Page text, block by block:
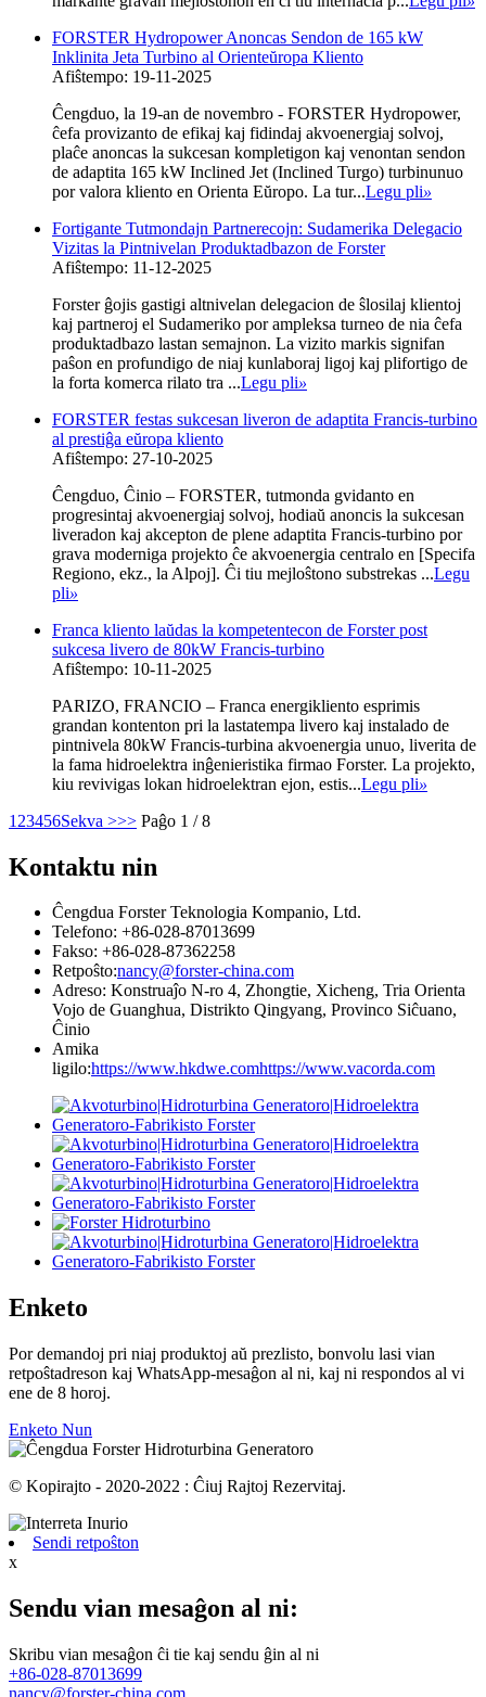
FORSTER Hydropower Anoncas Sendon de 165 kW
Inklinita Jeta Turbino al Orienteŭropa Kliento
Afiŝtempo: 19-11-2025
Ĉengduo, la 19-an de novembro - FORSTER Hydropower,
ĉefa provizanto de efikaj kaj fidindaj akvoenergiaj solvoj,
plaĉe anoncas la sukcesan kompletigon kaj venontan sendon
de adaptita 165 kW Inclined Jet (Inclined Turgo) turbinunuo
por valora kliento en Orienta Eŭropo. La tur...Legu pli»
Fortigante Tutmondajn Partnerecojn: Sudamerika Delegacio
Vizitas la Pintnivelan Produktadbazon de Forster
Afiŝtempo: 11-12-2025
Forster ĝojis gastigi altnivelan delegacion de ŝlosilaj klientoj
kaj partneroj el Sudameriko por ampleksa turneo de nia ĉefa
produktadbazo lastan semajnon. La vizito markis signifan
paŝon en profundigo de niaj kunlaboraj ligoj kaj plifortigo de
la forta komerca rilato tra ...Legu pli»
FORSTER festas sukcesan liveron de adaptita Francis-turbino
al prestiĝa eŭropa kliento
Afiŝtempo: 27-10-2025
Ĉengduo, Ĉinio – FORSTER, tutmonda gvidanto en
progresintaj akvoenergiaj solvoj, hodiaŭ anoncis la sukcesan
liveradon kaj akcepton de plene adaptita Francis-turbino por
grava moderniga projekto ĉe akvoenergia centralo en [Specifa
Regiono, ekz., la Alpoj]. Ĉi tiu mejloŝtono substrekas ...Legu
pli»
Franca kliento laŭdas la kompetentecon de Forster post
sukcesa livero de 80kW Francis-turbino
Afiŝtempo: 10-11-2025
PARIZO, FRANCIO – Franca energikliento esprimis
grandan kontenton pri la lastatempa livero kaj instalado de
pintnivela 80kW Francis-turbina akvoenergia unuo, liverita de
la fama hidroelektra inĝenieristika firmao Forster. La projekto,
kiu revivigas lokan hidroelektran ejon, estis...Legu pli»
1 23456Sekva >>> Paĝo 1 / 8
Kontaktu nin
Ĉengdua Forster Teknologia Kompanio, Ltd.
Telefono: +86-028-87013699
Fakso: +86-028-87362258
Retpoŝto:nancy@forster-china.com
Adreso: Konstruaĵo N-ro 4, Zhongtie, Xicheng, Tria Orienta
Vojo de Guanghua, Distrikto Qingyang, Provinco Siĉuano,
Ĉinio
Amika
ligilo:https://www.hkdwe.comhttps://www.vacorda.com
Enketo
Por demandoj pri niaj produktoj aŭ prezlisto, bonvolu lasi vian
retpoŝtadreson kaj WhatsApp-mesaĝon al ni, kaj ni respondos al vi
ene de 8 horoj.
Enketo Nun
© Kopirajto - 2020-2022 : Ĉiuj Rajtoj Rezervitaj.
Sendi retpoŝton
x
Sendu vian mesaĝon al ni:
Skribu vian mesaĝon ĉi tie kaj sendu ĝin al ni
+86-028-87013699
nancy@forster-china.com